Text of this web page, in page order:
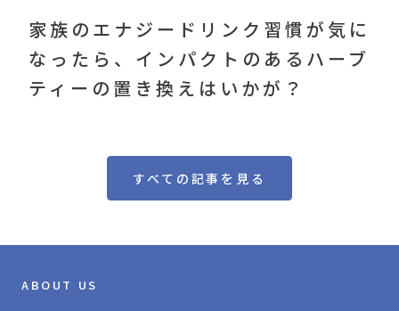
家族のエナジードリンク習慣が気に
なったら、インパクトのあるハーブ
ティーの置き換えはいかが？
すべての記事を見る
ABOUT US